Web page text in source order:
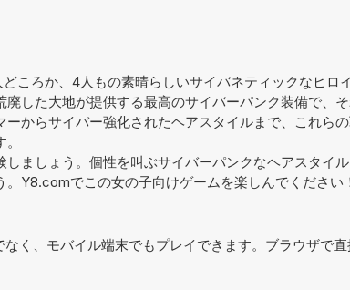
ころか、4人もの素晴らしいサイバネティックなヒロ
した大地が提供する最高のサイバーパンク装備で、
からサイバー強化されたヘアスタイルまで、これら
ましょう。個性を叫ぶサイバーパンクなヘアスタイ
Y8.comでこの女の子向けゲームを楽しんでください
く、モバイル端末でもプレイできます。ブラウザで